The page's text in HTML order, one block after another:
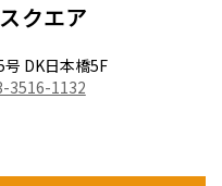
クエア
DK日本橋5F
3516-1132